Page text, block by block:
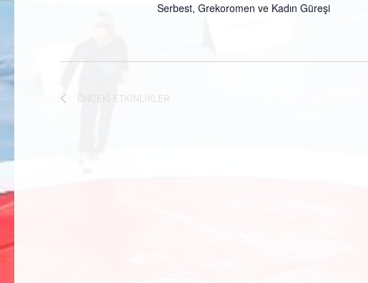
Serbest, Grekoromen ve Kadın Güreşi
ÖNCEKI ETKINLIKLER